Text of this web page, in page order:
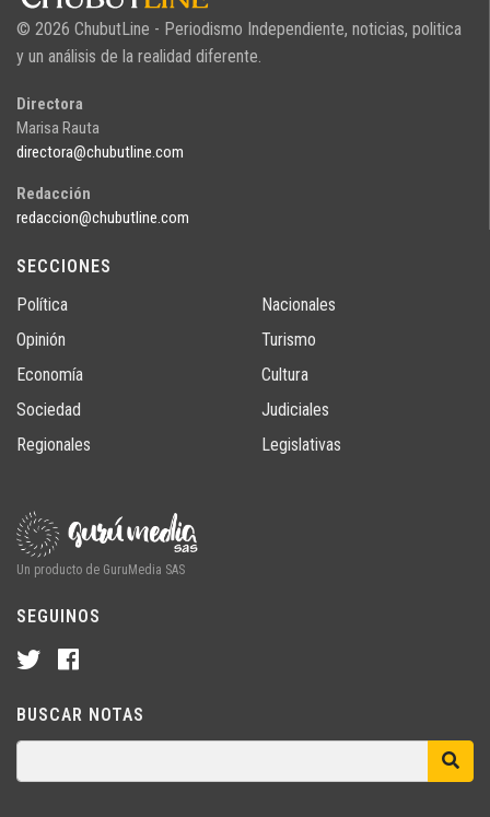
© 2026 ChubutLine - Periodismo Independiente, noticias, politica
y un análisis de la realidad diferente.
Directora
Marisa Rauta
directora@chubutline.com
Redacción
redaccion@chubutline.com
SECCIONES
Política
Opinión
Economía
Sociedad
Regionales
Nacionales
Turismo
Cultura
Judiciales
Legislativas
Un producto de GuruMedia SAS
SEGUINOS
BUSCAR NOTAS